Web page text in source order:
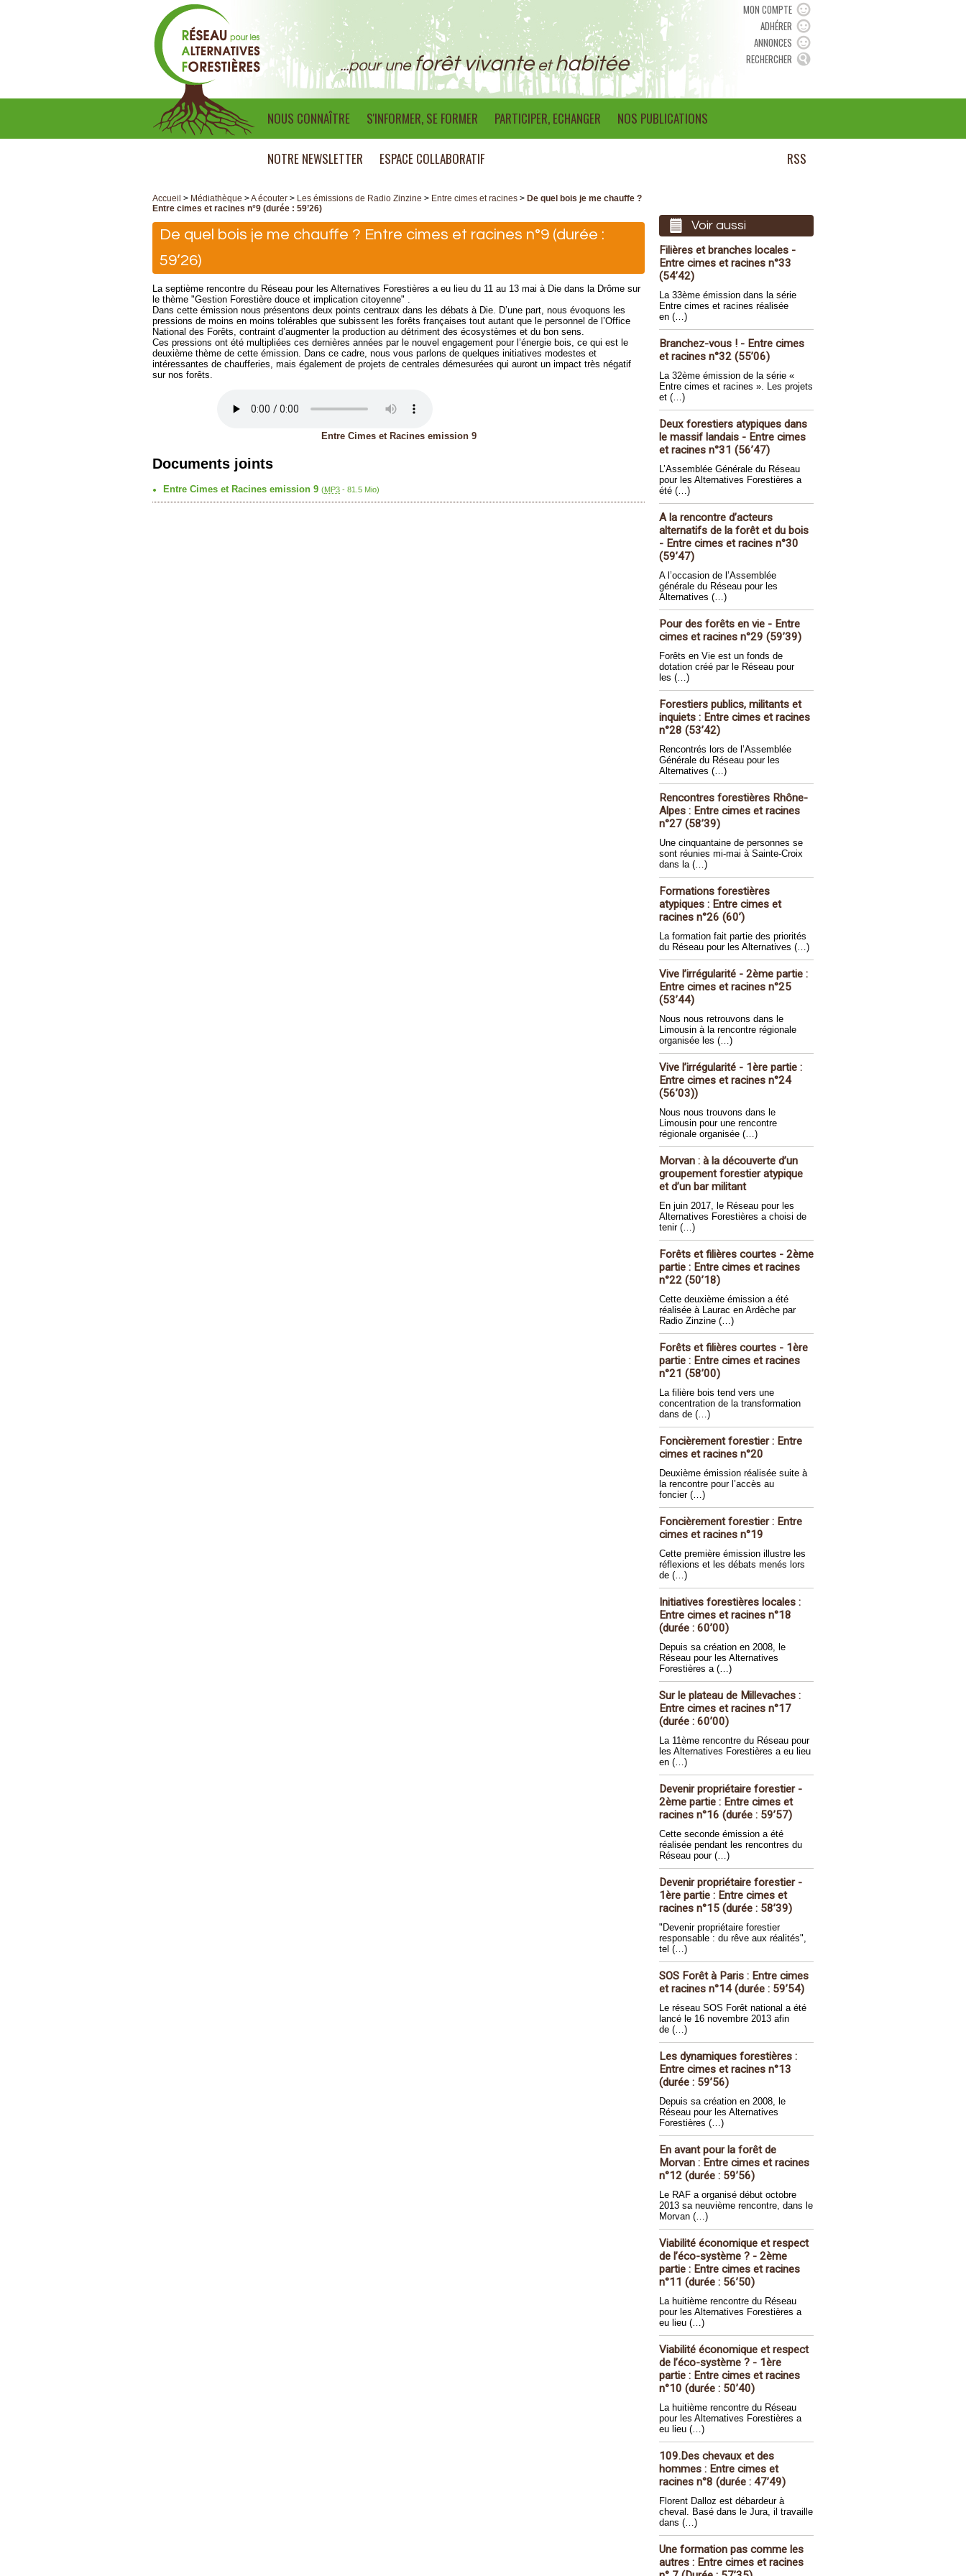
...pour uneforêt vivanteethabitée
MON COMPTE
ADHÉRER
ANNONCES
RECHERCHER
NOUS CONNAÎTRE S'INFORMER, SE FORMER PARTICIPER, ECHANGER NOS PUBLICATIONS
NOTRE NEWSLETTER ESPACE COLLABORATIF RSS
Accueil > Médiathèque >A écouter > Les émissions de Radio Zinzine > Entre cimes et racines > De quel bois je me chauffe ?
Entre cimes et racines n°9 (durée : 59’26)
De quel bois je me chauffe ? Entre cimes et racines n°9 (durée :
59’26)
La septième rencontre du Réseau pour les Alternatives Forestières a eu lieu du 11 au 13 mai à Die dans la Drôme sur
le thème "Gestion Forestière douce et implication citoyenne" .
Dans cette émission nous présentons deux points centraux dans les débats à Die. D’une part, nous évoquons les
pressions de moins en moins tolérables que subissent les forêts françaises tout autant que le personnel de l’Office
National des Forêts, contraint d’augmenter la production au détriment des écosystèmes et du bon sens.
Ces pressions ont été multipliées ces dernières années par le nouvel engagement pour l’énergie bois, ce qui est le
deuxième thème de cette émission. Dans ce cadre, nous vous parlons de quelques initiatives modestes et
intéressantes de chaufferies, mais également de projets de centrales démesurées qui auront un impact très négatif
sur nos forêts.
Entre Cimes et Racines emission 9
Documents joints
Entre Cimes et Racines emission 9 (MP3 - 81.5 Mio)
Voir aussi
Filières et branches locales -
Entre cimes et racines n°33
(54’42)
La 33ème émission dans la série
Entre cimes et racines réalisée
en (…)
Branchez-vous ! - Entre cimes
et racines n°32 (55’06)
La 32ème émission de la série «
Entre cimes et racines ». Les projets
et (…)
Deux forestiers atypiques dans
le massif landais - Entre cimes
et racines n°31 (56’47)
L’Assemblée Générale du Réseau
pour les Alternatives Forestières a
été (…)
A la rencontre d’acteurs
alternatifs de la forêt et du bois
- Entre cimes et racines n°30
(59’47)
A l’occasion de l’Assemblée
générale du Réseau pour les
Alternatives (…)
Pour des forêts en vie - Entre
cimes et racines n°29 (59’39)
Forêts en Vie est un fonds de
dotation créé par le Réseau pour
les (…)
Forestiers publics, militants et
inquiets : Entre cimes et racines
n°28 (53’42)
Rencontrés lors de l’Assemblée
Générale du Réseau pour les
Alternatives (…)
Rencontres forestières Rhône-
Alpes : Entre cimes et racines
n°27 (58’39)
Une cinquantaine de personnes se
sont réunies mi-mai à Sainte-Croix
dans la (…)
Formations forestières
atypiques : Entre cimes et
racines n°26 (60’)
La formation fait partie des priorités
du Réseau pour les Alternatives (…)
Vive l’irrégularité - 2ème partie :
Entre cimes et racines n°25
(53’44)
Nous nous retrouvons dans le
Limousin à la rencontre régionale
organisée les (…)
Vive l’irrégularité - 1ère partie :
Entre cimes et racines n°24
(56’03))
Nous nous trouvons dans le
Limousin pour une rencontre
régionale organisée (…)
Morvan : à la découverte d’un
groupement forestier atypique
et d’un bar militant
En juin 2017, le Réseau pour les
Alternatives Forestières a choisi de
tenir (…)
Forêts et filières courtes - 2ème
partie : Entre cimes et racines
n°22 (50’18)
Cette deuxième émission a été
réalisée à Laurac en Ardèche par
Radio Zinzine (…)
Forêts et filières courtes - 1ère
partie : Entre cimes et racines
n°21 (58’00)
La filière bois tend vers une
concentration de la transformation
dans de (…)
Foncièrement forestier : Entre
cimes et racines n°20
Deuxième émission réalisée suite à
la rencontre pour l’accès au
foncier (…)
Foncièrement forestier : Entre
cimes et racines n°19
Cette première émission illustre les
réflexions et les débats menés lors
de (…)
Initiatives forestières locales :
Entre cimes et racines n°18
(durée : 60’00)
Depuis sa création en 2008, le
Réseau pour les Alternatives
Forestières a (…)
Sur le plateau de Millevaches :
Entre cimes et racines n°17
(durée : 60’00)
La 11ème rencontre du Réseau pour
les Alternatives Forestières a eu lieu
en (…)
Devenir propriétaire forestier -
2ème partie : Entre cimes et
racines n°16 (durée : 59’57)
Cette seconde émission a été
réalisée pendant les rencontres du
Réseau pour (…)
Devenir propriétaire forestier -
1ère partie : Entre cimes et
racines n°15 (durée : 58’39)
"Devenir propriétaire forestier
responsable : du rêve aux réalités",
tel (…)
SOS Forêt à Paris : Entre cimes
et racines n°14 (durée : 59’54)
Le réseau SOS Forêt national a été
lancé le 16 novembre 2013 afin
de (…)
Les dynamiques forestières :
Entre cimes et racines n°13
(durée : 59’56)
Depuis sa création en 2008, le
Réseau pour les Alternatives
Forestières (…)
En avant pour la forêt de
Morvan : Entre cimes et racines
n°12 (durée : 59’56)
Le RAF a organisé début octobre
2013 sa neuvième rencontre, dans le
Morvan (…)
Viabilité économique et respect
de l’éco-système ? - 2ème
partie : Entre cimes et racines
n°11 (durée : 56’50)
La huitième rencontre du Réseau
pour les Alternatives Forestières a
eu lieu (…)
Viabilité économique et respect
de l’éco-système ? - 1ère
partie : Entre cimes et racines
n°10 (durée : 50’40)
La huitième rencontre du Réseau
pour les Alternatives Forestières a
eu lieu (…)
109.Des chevaux et des
hommes : Entre cimes et
racines n°8 (durée : 47’49)
Florent Dalloz est débardeur à
cheval. Basé dans le Jura, il travaille
dans (…)
Une formation pas comme les
autres : Entre cimes et racines